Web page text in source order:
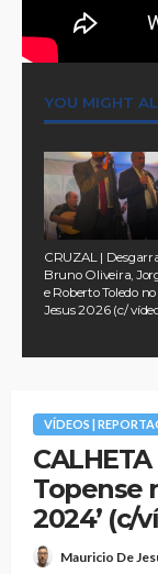
YOU MIGHT
CRUZAL |
Bruno Oliveira,
e Roberto Toledo
Jesus 2026 (c/
VÍDEOS |
Topense
2024’ (c/
Mauricio De